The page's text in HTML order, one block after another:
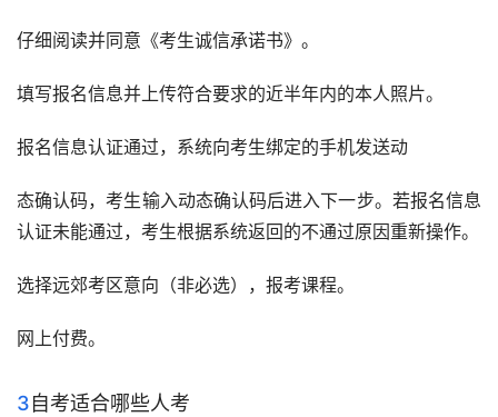
仔细阅读并同意《考生诚信承诺书》。
填写报名信息并上传符合要求的近半年内的本人照片。
报名信息认证通过，系统向考生绑定的手机发送动
态确认码，考生输入动态确认码后进入下一步。若报名信息
认证未能通过，考生根据系统返回的不通过原因重新操作。
选择远郊考区意向（非必选），报考课程。
网上付费。
3自考适合哪些人考